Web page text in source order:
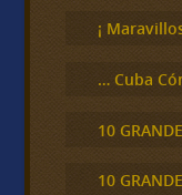
¡
… Cuba
10
10